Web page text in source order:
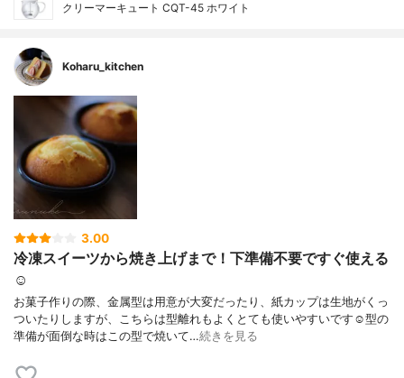
クリーマーキュート CQT-45 ホワイト
Koharu_kitchen
3.00
冷凍スイーツから焼き上げまで！下準備不要ですぐ使える
☺︎
お菓子作りの際、金属型は用意が大変だったり、紙カップは生地がくっ
ついたりしますが、こちらは型離れもよくとても使いやすいです☺️型の
準備が面倒な時はこの型で焼いて…続きを見る